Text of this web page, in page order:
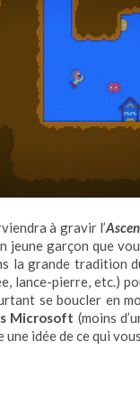
à gravir l’
jeune garçon que
la grande tradition
lance-pierre, etc.)
se boucler en
Microsoft (moins
une idée de ce qui